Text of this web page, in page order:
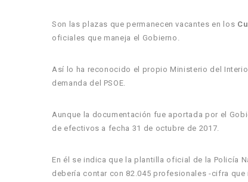
Son las plazas que permanecen vacantes en los
oficiales que maneja el Gobierno.
Así lo ha reconocido el propio Ministerio del
demanda del PSOE.
Aunque la documentación fue aportada por el
de efectivos a fecha 31 de octubre de 2017.
En él se indica que la plantilla oficial de la Policía
debería contar con 82.045 profesionales -cifra